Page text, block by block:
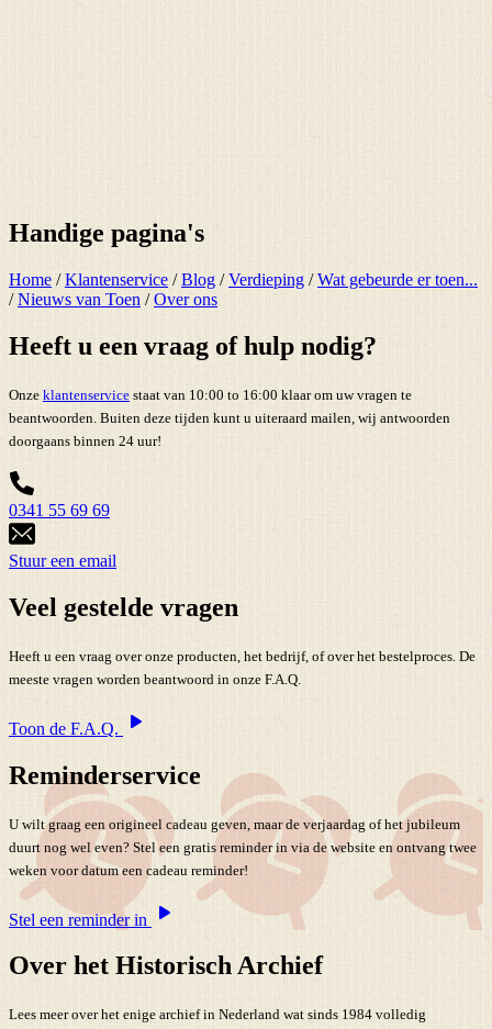
Handige pagina's
Home /Klantenservice /Blog /Verdieping /Wat gebeurde er toen...
/Nieuws van Toen /Over ons
Heeft u een vraag of hulp nodig?
Onze klantenservice staat van 10:00 to 16:00 klaar om uw vragen te
beantwoorden. Buiten deze tijden kunt u uiteraard mailen, wij antwoorden
doorgaans binnen 24 uur!
0341 55 69 69
Stuur een email
Veel gestelde vragen
Heeft u een vraag over onze producten, het bedrijf, of over het bestelproces. De
meeste vragen worden beantwoord in onze F.A.Q.
Toon de F.A.Q.
Reminderservice
U wilt graag een origineel cadeau geven, maar de verjaardag of het jubileum
duurt nog wel even? Stel een gratis reminder in via de website en ontvang twee
weken voor datum een cadeau reminder!
Stel een reminder in
Over het Historisch Archief
Lees meer over het enige archief in Nederland wat sinds 1984 volledig